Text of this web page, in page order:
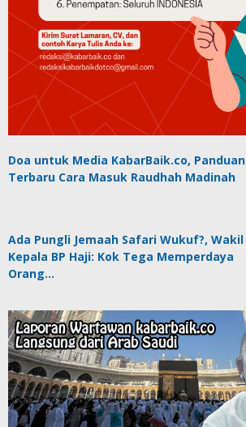
Doa untuk Media KabarBaik.co, Panduan
Terbaru Cara Masuk Raudhah Madinah
Ada Pungli Jemaah Safari Wukuf?, Wakil
Kepala BP Haji: Kok Tega Memperdaya
Orang…